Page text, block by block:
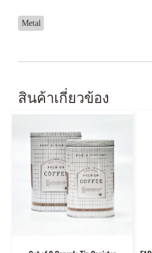
Metal
สินค้าเกี่ยวข้อง